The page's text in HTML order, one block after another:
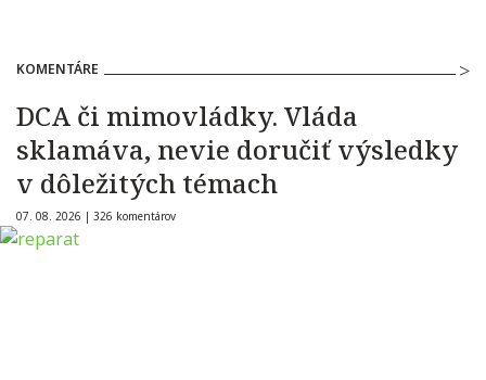
KOMENTÁRE
DCA či mimovládky. Vláda
sklamáva, nevie doručiť výsledky
v dôležitých témach
07. 08. 2026 | 326 komentárov